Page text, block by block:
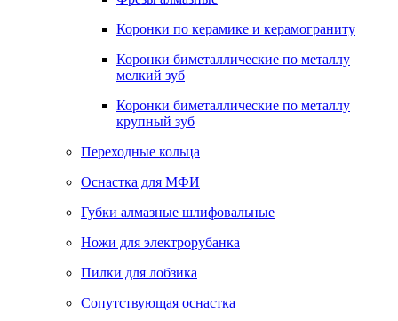
Коронки по керамике и керамограниту
Коронки биметаллические по металлу
мелкий зуб
Коронки биметаллические по металлу
крупный зуб
Переходные кольца
Оснастка для МФИ
Губки алмазные шлифовальные
Ножи для электрорубанка
Пилки для лобзика
Сопутствующая оснастка